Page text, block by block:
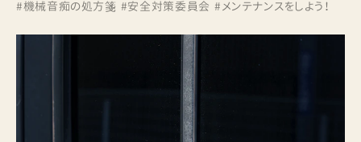
#機械音痴の処方箋 #安全対策委員会 #メンテナンスをしよう！